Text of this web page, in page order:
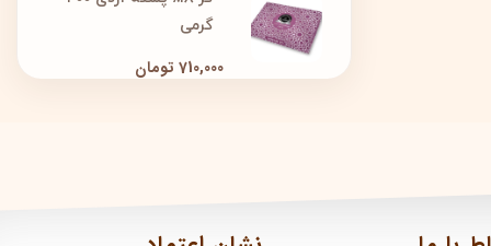
گرمی
710,000 تومان